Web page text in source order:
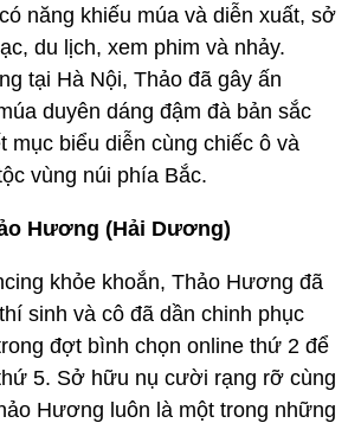
năng khiếu múa và diễn xuất, sở
du lịch, xem phim và nhảy.
tại Hà Nội, Thảo đã gây ấn
duyên dáng đậm đà bản sắc
mục biểu diễn cùng chiếc ô và
vùng núi phía Bắc.
Hương (Hải Dương)
khỏe khoắn, Thảo Hương đã
sinh và cô đã dần chinh phục
đợt bình chọn online thứ 2 để
5. Sở hữu nụ cười rạng rỡ cùng
Hương luôn là một trong những